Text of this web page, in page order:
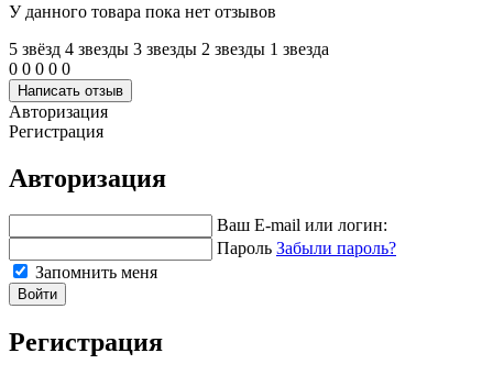
У данного товара пока нет отзывов
5 звёзд 4 звeзды 3 звeзды 2 звeзды 1 звeзда
0 0 0 0 0
Написать отзыв
Авторизация
Регистрация
Авторизация
Ваш E-mail или логин:
Пароль Забыли пароль?
Запомнить меня
Войти
Регистрация